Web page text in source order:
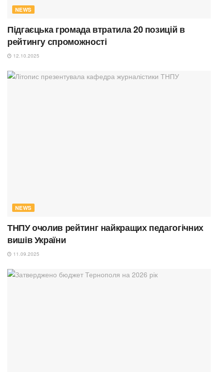
NEWS
Підгаєцька громада втратила 20 позицій в
рейтингу спроможності
12.10.2025
NEWS
ТНПУ очолив рейтинг найкращих педагогічних
вишів України
11.09.2025